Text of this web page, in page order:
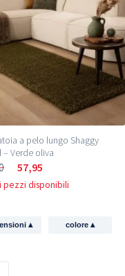
a pelo lungo Shaggy
– Verde oliva
57,95
pezzi disponibili
▴ colore ▴